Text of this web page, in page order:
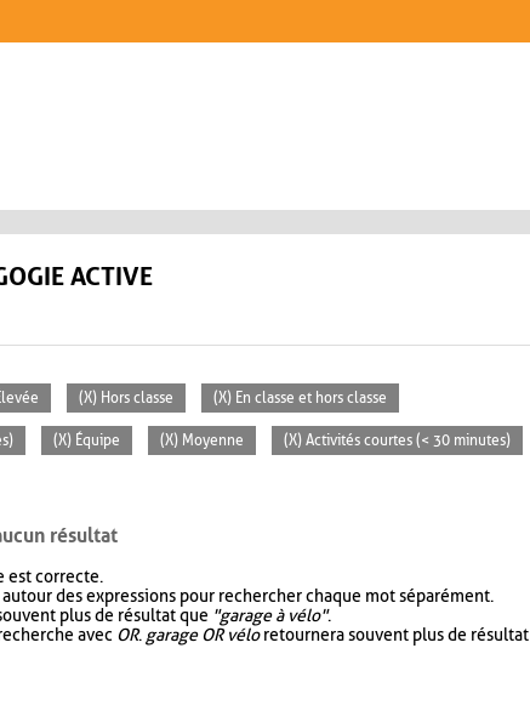
ACTIVE
(X) Hors classe (X) En classe et hors classe
(X) Équipe (X) Moyenne (X) Activités courtes (< 30 minutes)
résultat
est correcte.
des expressions pour rechercher chaque mot séparément.
plus de résultat que "garage à vélo".
avec OR. garage OR véloretournera souvent plus de résultat